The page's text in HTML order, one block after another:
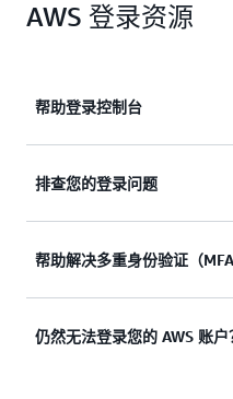
AWS 登录资源
帮助登录控制台
需要协助，以便登录
排查您的登录问题
尝试登录，但凭证无效
查看解决方案
帮助解决多重身份验证（
丢失或无法使用 Multi-
仍然无法登录您的 AWS 账户